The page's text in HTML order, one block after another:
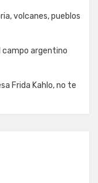
volcanes, pueblos
campo argentino
Frida Kahlo, no te